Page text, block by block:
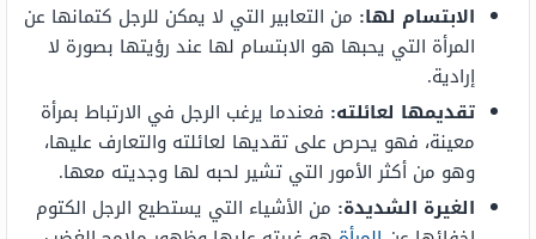
الابتسام لها: من التعابير التي لا يمكن للرجل كتمانها عن
المرأة التي يحبها هو الابتسام لها عند رؤيتها بصورة لا
إرادية.
تقديمها لعائلته: فعندما يرغب الرجل في الارتباط بمرأة
معينة، فهو يحرص على تقديها لعائلته والتعارف عليها،
وهو من أكثر الأمور التي تشير لحبه لها وجديته معها.
الغيرة الشديدة: من الأشياء التي يستطيع الرجل الكتوم